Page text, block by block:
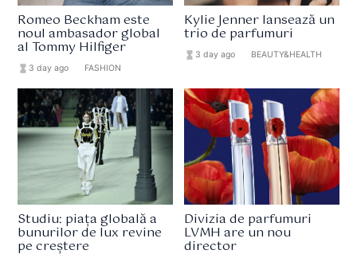
Romeo Beckham este
noul ambasador global
al Tommy Hilfiger
hourglass_full 3 day ago FASHION
Kylie Jenner lansează un
trio de parfumuri
hourglass_full 3 day ago BEAUTY&HEALTH
Studiu: piața globală a
bunurilor de lux revine
pe creștere
Divizia de parfumuri
LVMH are un nou
director